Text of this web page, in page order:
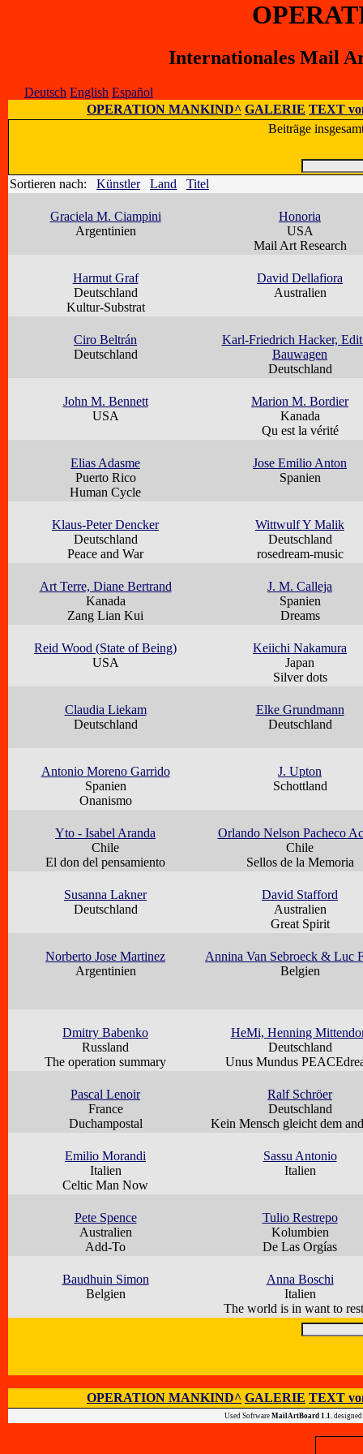
Internationales Mail
Deutsch English Español
OPERATION MANKIND^ GALERIE TEXT
Beiträge
Sortieren nach: Künstler Land Titel
Graciela M. Ciampini
Argentinien
Honoria
USA
Mail Art Research
Harmut Graf
Deutschland
Kultur-Substrat
David Dellafiora
Australien
Ciro Beltrán
Deutschland
Karl-Friedrich Hacker,
Bauwagen
Deutschland
John M. Bennett
USA
Marion M. Bordier
Kanada
Qu est la vérité
Elias Adasme
Puerto Rico
Human Cycle
Jose Emilio Anton
Spanien
Klaus-Peter Dencker
Deutschland
Peace and War
Wittwulf Y Malik
Deutschland
rosedream-music
Art Terre, Diane Bertrand
Kanada
Zang Lian Kui
J. M. Calleja
Spanien
Dreams
Reid Wood (State of Being)
USA
Keiichi Nakamura
Japan
Silver dots
Claudia Liekam
Deutschland
Elke Grundmann
Deutschland
Antonio Moreno Garrido
Spanien
Onanismo
J. Upton
Schottland
Yto - Isabel Aranda
Chile
El don del pensamiento
Orlando Nelson Pacheco
Chile
Sellos de la Memoria
Susanna Lakner
Deutschland
David Stafford
Australien
Great Spirit
Norberto Jose Martinez
Argentinien
Annina Van Sebroeck & Luc
Belgien
Dmitry Babenko
Russland
The operation summary
HeMi, Henning
Deutschland
Unus Mundus
Pascal Lenoir
France
Duchampostal
Ralf Schröer
Deutschland
Kein Mensch gleicht dem
Emilio Morandi
Italien
Celtic Man Now
Sassu Antonio
Italien
Pete Spence
Australien
Add-To
Tulio Restrepo
Kolumbien
De Las Orgías
Baudhuin Simon
Belgien
Anna Boschi
Italien
The world is in want to
OPERATION MANKIND^ GALERIE TEXT
Used Software MailArtBoard 1.1.designed